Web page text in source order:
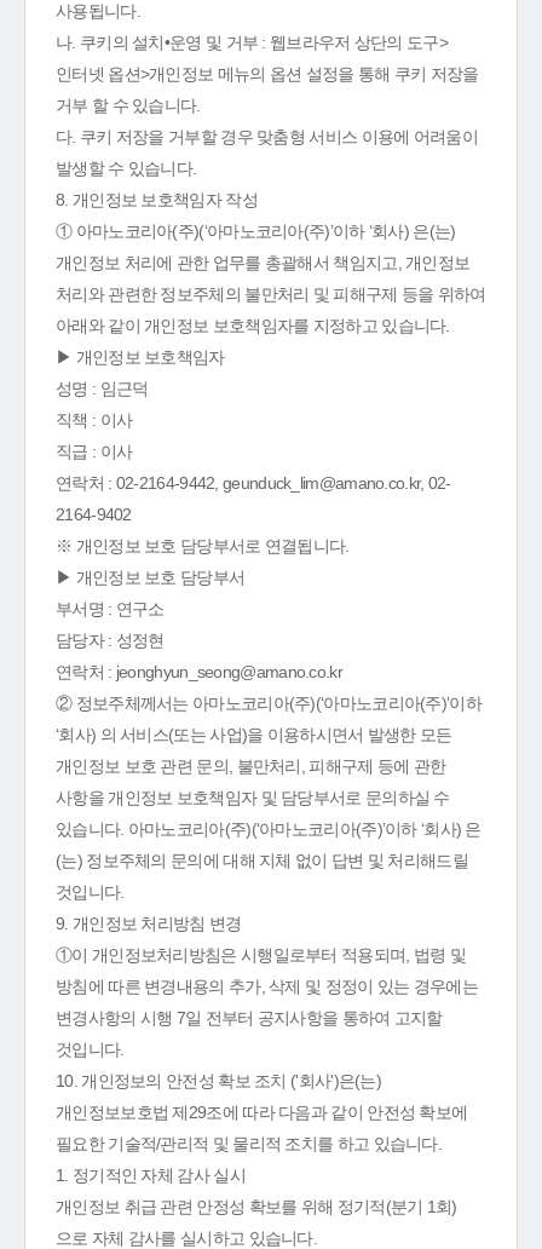
사용됩니다.
나. 쿠키의 설치•운영 및 거부 : 웹브라우저 상단의 도구>
인터넷 옵션>개인정보 메뉴의 옵션 설정을 통해 쿠키 저장을
거부 할 수 있습니다.
다. 쿠키 저장을 거부할 경우 맞춤형 서비스 이용에 어려움이
발생할 수 있습니다.
8. 개인정보 보호책임자 작성
① 아마노코리아(주)(‘아마노코리아(주)’이하 ‘회사) 은(는)
개인정보 처리에 관한 업무를 총괄해서 책임지고, 개인정보
처리와 관련한 정보주체의 불만처리 및 피해구제 등을 위하여
아래와 같이 개인정보 보호책임자를 지정하고 있습니다.
▶ 개인정보 보호책임자
성명 : 임근덕
직책 : 이사
직급 : 이사
연락처 : 02-2164-9442, geunduck_lim@amano.co.kr, 02-
2164-9402
※ 개인정보 보호 담당부서로 연결됩니다.
▶ 개인정보 보호 담당부서
부서명 : 연구소
담당자 : 성정현
연락처 : jeonghyun_seong@amano.co.kr
② 정보주체께서는 아마노코리아(주)(‘아마노코리아(주)’이하
‘회사) 의 서비스(또는 사업)을 이용하시면서 발생한 모든
개인정보 보호 관련 문의, 불만처리, 피해구제 등에 관한
사항을 개인정보 보호책임자 및 담당부서로 문의하실 수
있습니다. 아마노코리아(주)(‘아마노코리아(주)’이하 ‘회사) 은
(는) 정보주체의 문의에 대해 지체 없이 답변 및 처리해드릴
것입니다.
9. 개인정보 처리방침 변경
①이 개인정보처리방침은 시행일로부터 적용되며, 법령 및
방침에 따른 변경내용의 추가, 삭제 및 정정이 있는 경우에는
변경사항의 시행 7일 전부터 공지사항을 통하여 고지할
것입니다.
10. 개인정보의 안전성 확보 조치 ('회사')은(는)
개인정보보호법 제29조에 따라 다음과 같이 안전성 확보에
필요한 기술적/관리적 및 물리적 조치를 하고 있습니다.
1. 정기적인 자체 감사 실시
개인정보 취급 관련 안정성 확보를 위해 정기적(분기 1회)
으로 자체 감사를 실시하고 있습니다.